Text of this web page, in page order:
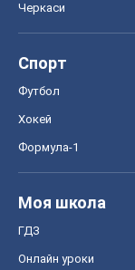
Черкаси
Спорт
Футбол
Хокей
Формула-1
Моя школа
ГДЗ
Онлайн уроки